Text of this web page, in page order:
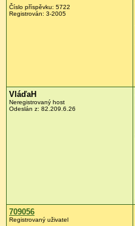
Číslo příspěvku: 5722
Registrován: 3-2005
VláďaH
Neregistrovaný host
Odeslán z: 82.209.6.26
709056
Registrovaný uživatel